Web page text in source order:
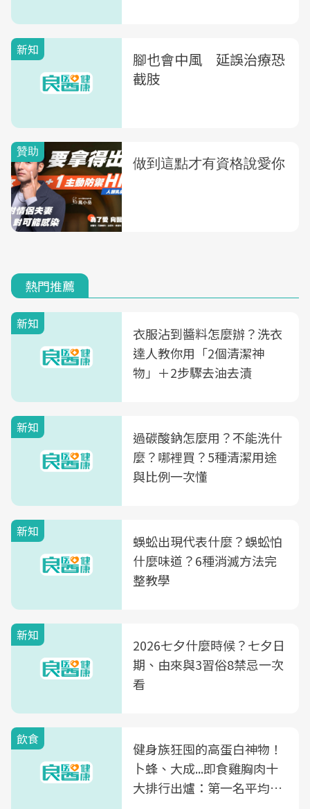
新知
腳也會中風 延誤治療恐
截肢
熱門推薦
新知
衣服沾到醬料怎麼辦？洗衣
達人教你用「2個清潔神
物」＋2步驟去油去漬
新知
過碳酸鈉怎麼用？不能洗什
麼？哪裡買？5種清潔用途
與比例一次懂
新知
蜈蚣出現代表什麼？蜈蚣怕
什麼味道？6種消滅方法完
整教學
新知
2026七夕什麼時候？七夕日
期、由來與3習俗8禁忌一次
看
飲食
健身族狂囤的高蛋白神物！
卜蜂、大成...即食雞胸肉十
大排行出爐：第一名平均一